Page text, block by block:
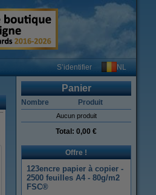
S’identifier NL
Panier
Nombre Produit
Aucun produit
Total: 0,00 €
Offre !
123encre papier à copier -
2500 feuilles A4 - 80g/m2
FSC®